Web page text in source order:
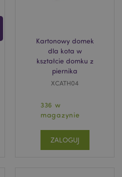
Kartonowy domek
dla kota w
kształcie domku z
piernika
XCATH04
336 w
magazynie
ZALOGUJ